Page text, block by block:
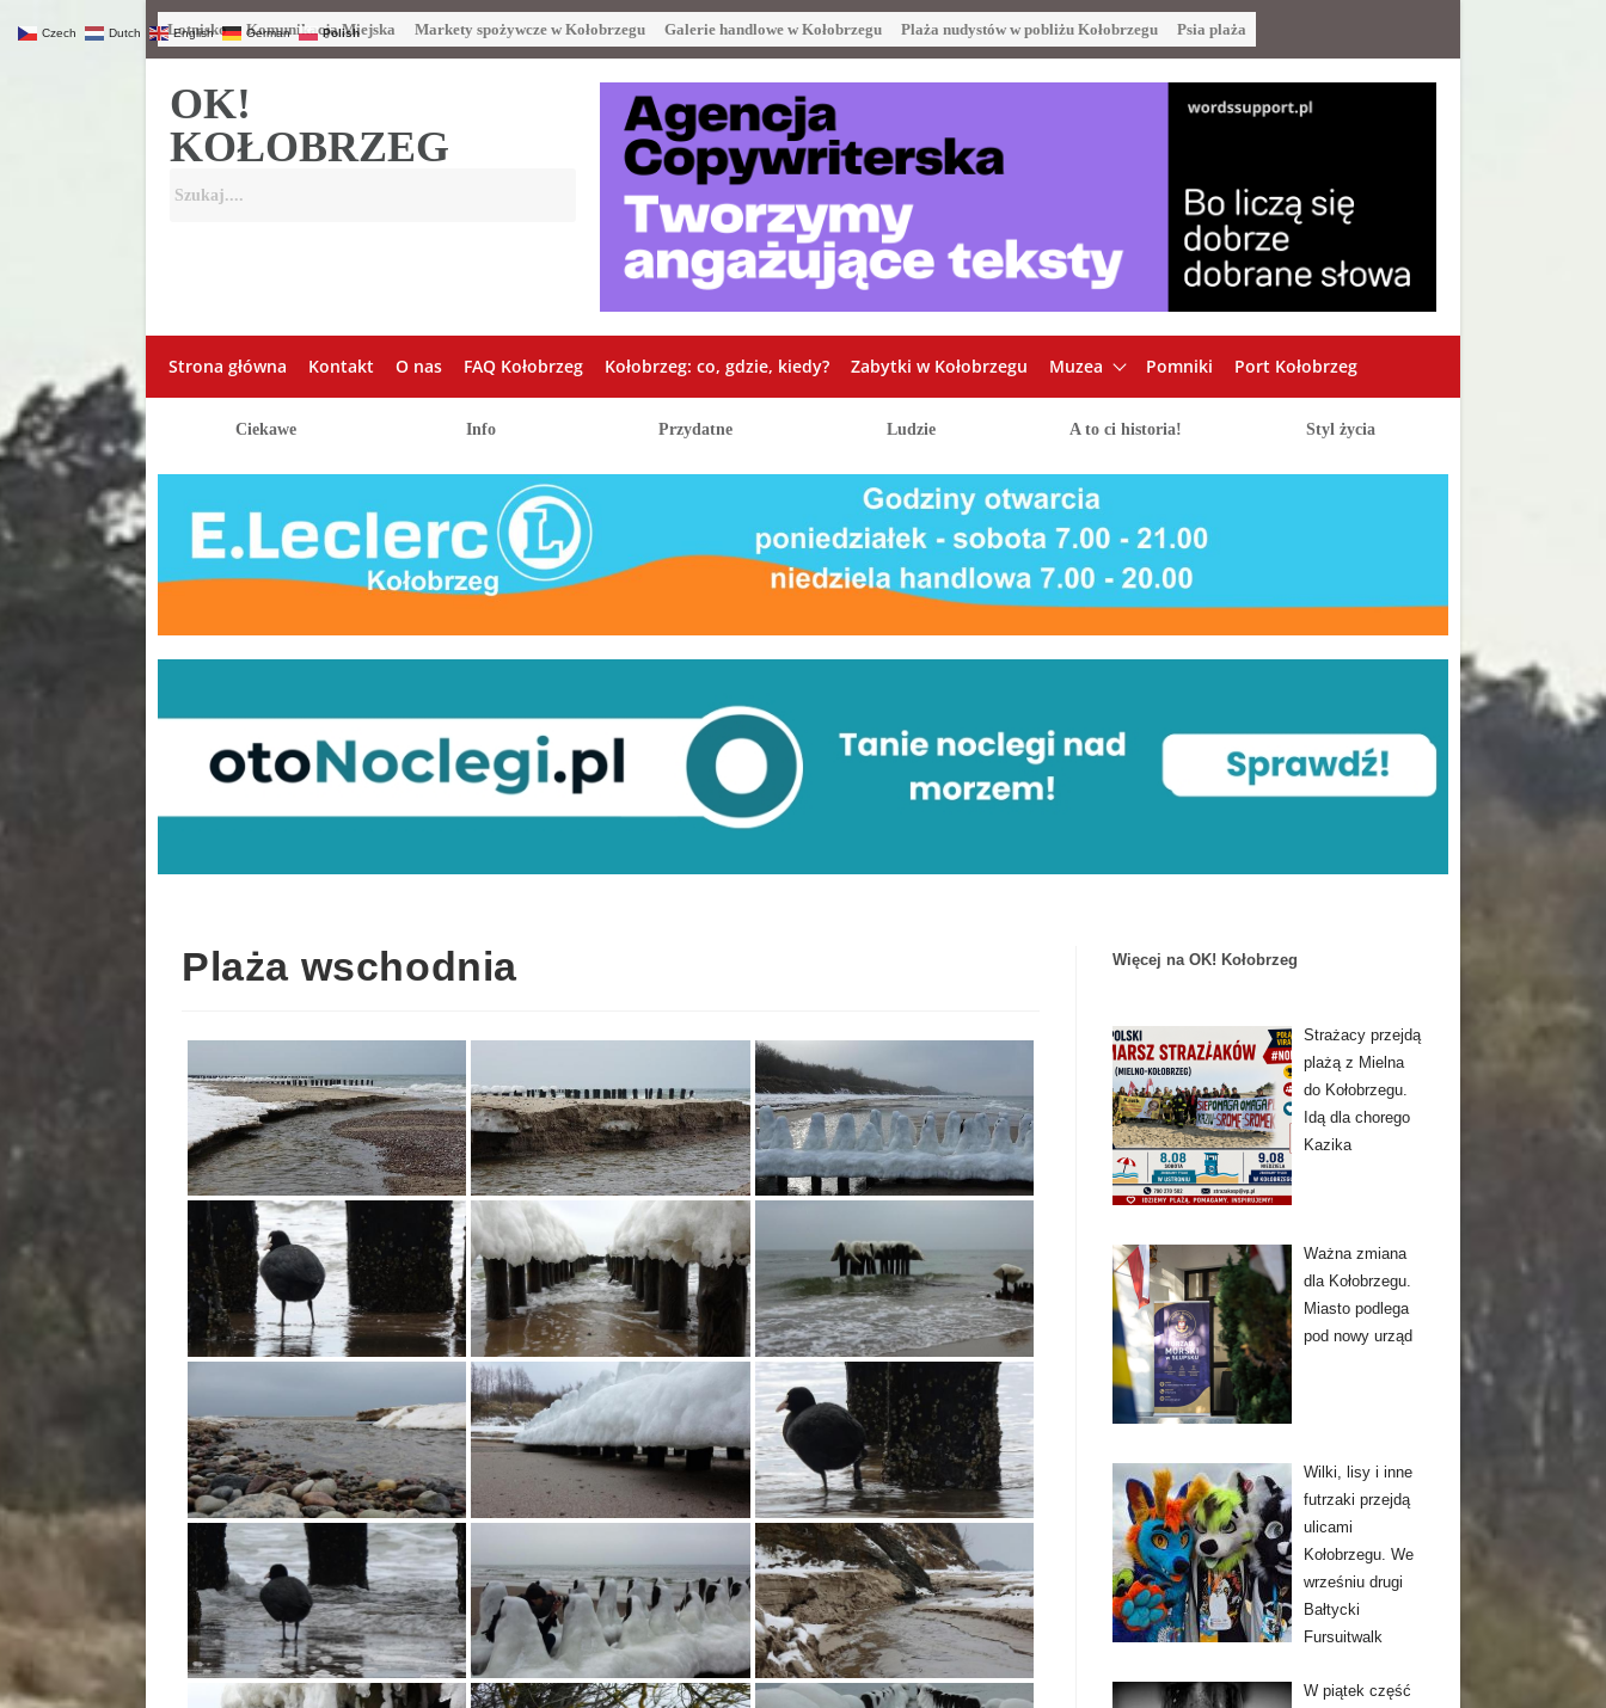
Lotnisko Komunikacja Miejska Markety spożywcze w Kołobrzegu Galerie handlowe w Kołobrzegu Plaża nudystów w pobliżu Kołobrzegu Psia plaża
OK!
KOŁOBRZEG
Strona główna Kontakt O nas FAQ Kołobrzeg Kołobrzeg: co, gdzie, kiedy? Zabytki w Kołobrzegu Muzea Pomniki Port Kołobrzeg
Ciekawe Info Przydatne Ludzie A to ci historia! Styl życia
Plaża wschodnia Więcej na OK! Kołobrzeg
Strażacy przejdą
plażą z Mielna
do Kołobrzegu.
Idą dla chorego
Kazika
Ważna zmiana
dla Kołobrzegu.
Miasto podlega
pod nowy urząd
Wilki, lisy i inne
futrzaki przejdą
ulicami
Kołobrzegu. We
wrześniu drugi
Bałtycki
Fursuitwalk
W piątek część
Czech Dutch English German Polish